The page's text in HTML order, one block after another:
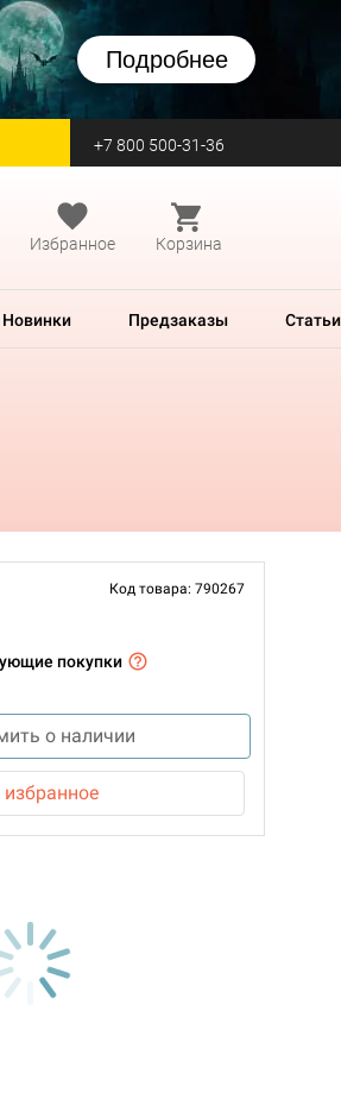
Подробнее
на Zvezda +7 800 500-31-36
Избранное Корзина
Новинки Предзаказы Статьи
Код товара: 790267
покупки
о наличии
избранное